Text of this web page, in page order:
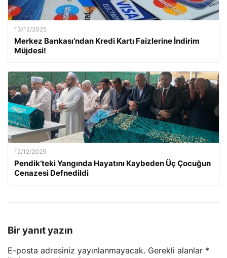
13/12/2025
Merkez Bankası’ndan Kredi Kartı Faizlerine İndirim
Müjdesi!
12/12/2025
Pendik’teki Yangında Hayatını Kaybeden Üç Çocuğun
Cenazesi Defnedildi
Bir yanıt yazın
E-posta adresiniz yayınlanmayacak. Gerekli alanlar *